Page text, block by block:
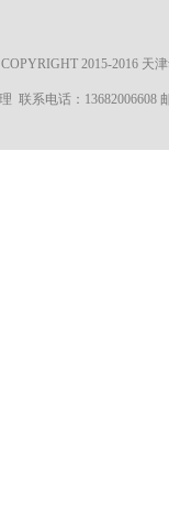
COPYRIGHT 2015-2016 天
联系电话：13682006608